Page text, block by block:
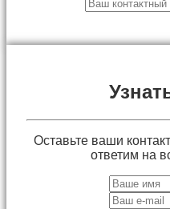
Оставьте ваши
ответим на